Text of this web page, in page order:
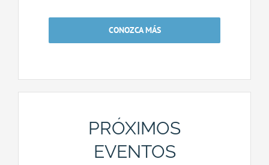
CONOZCA MÁS
PRÓXIMOS
EVENTOS